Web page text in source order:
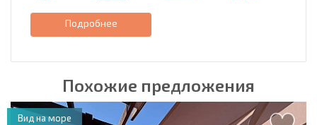
Подробнее
Похожие предложения
Вид на море